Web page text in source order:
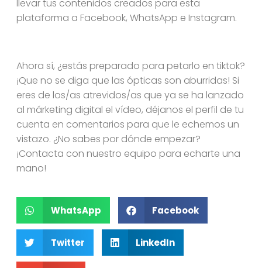
llevar tus contenidos creados para esta
plataforma a Facebook, WhatsApp e Instagram.
Ahora sí, ¿estás preparado para petarlo en tiktok?
¡Que no se diga que las ópticas son aburridas! Si
eres de los/as atrevidos/as que ya se ha lanzado
al márketing digital el vídeo, déjanos el perfil de tu
cuenta en comentarios para que le echemos un
vistazo. ¿No sabes por dónde empezar?
¡Contacta con nuestro equipo para echarte una
mano!
WhatsApp Facebook
Twitter LinkedIn